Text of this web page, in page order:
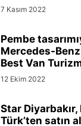
7 Kasım 2022
Pembe
Mercedes-
Best Van
12 Ekim 2022
Star
Türk’ten satın